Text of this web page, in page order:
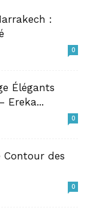
:
0
Élégants
Ereka...
0
Contour des
0